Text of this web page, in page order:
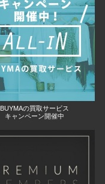
BUYMAの買取サービス
キャンペーン開催中